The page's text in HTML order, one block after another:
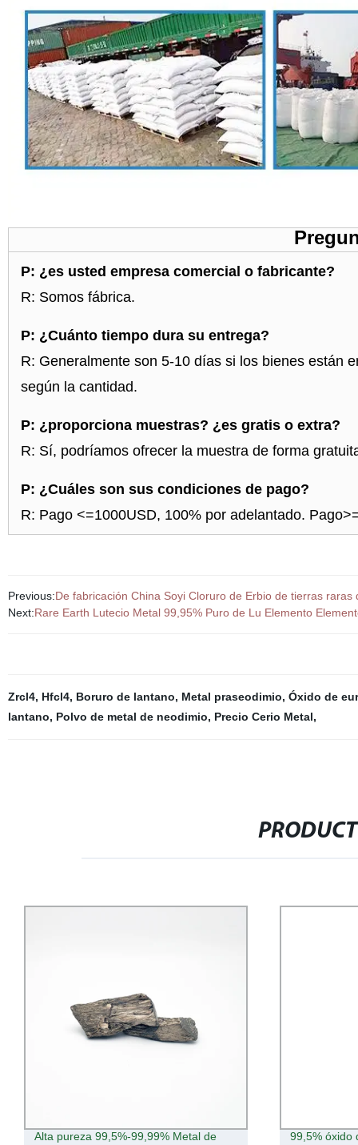
P: ¿es usted empresa comercial o fabricante?
R: Somos fábrica.
P: ¿Cuánto tiempo dura su entrega?
R: Generalmente son 5-10 días si los bienes están
según la cantidad.
P: ¿proporciona muestras? ¿es gratis o extra?
R: Sí, podríamos ofrecer la muestra de forma
P: ¿Cuáles son sus condiciones de pago?
R: Pago <=1000USD, 100% por adelantado.
Previous:De fabricación China Soyi Cloruro de Erbio de tierras raras
Next:Rare Earth Lutecio Metal 99,95% Puro de Lu Elemento
Zrcl4, Hfcl4, Boruro de lantano, Metal praseodimio, Óxido de
lantano, Polvo de metal de neodimio, Precio Cerio Metal,
99,5% óxido de Praseodimio
Mejor Precio